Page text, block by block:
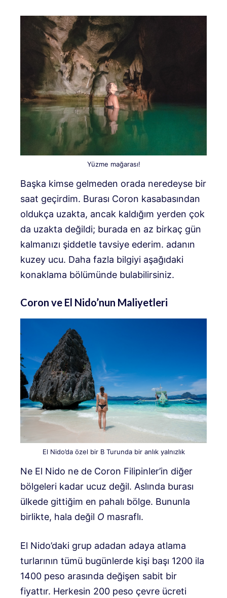
Yüzme mağarası!
Başka kimse gelmeden orada neredeyse bir
saat geçirdim. Burası Coron kasabasından
oldukça uzakta, ancak kaldığım yerden çok
da uzakta değildi; burada en az birkaç gün
kalmanızı şiddetle tavsiye ederim. adanın
kuzey ucu. Daha fazla bilgiyi aşağıdaki
konaklama bölümünde bulabilirsiniz.
Coron ve El Nido’nun Maliyetleri
El Nido’da özel bir B Turunda bir anlık yalnızlık
Ne El Nido ne de Coron Filipinler’in diğer
bölgeleri kadar ucuz değil. Aslında burası
ülkede gittiğim en pahalı bölge. Bununla
birlikte, hala değil O masraflı.
El Nido’daki grup adadan adaya atlama
turlarının tümü bugünlerde kişi başı 1200 ila
1400 peso arasında değişen sabit bir
fiyattır. Herkesin 200 peso çevre ücreti